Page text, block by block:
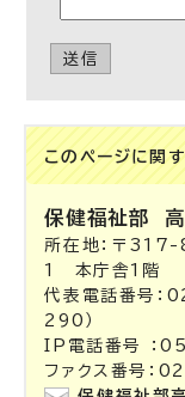
送信
このページに関す
保健福祉部
所在地：〒
1 本庁舎1階
代表電話番号：
290）
IP電話番号
ファクス番号